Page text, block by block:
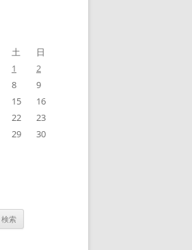
土
日
1
2
8
9
15
16
22
23
29
30